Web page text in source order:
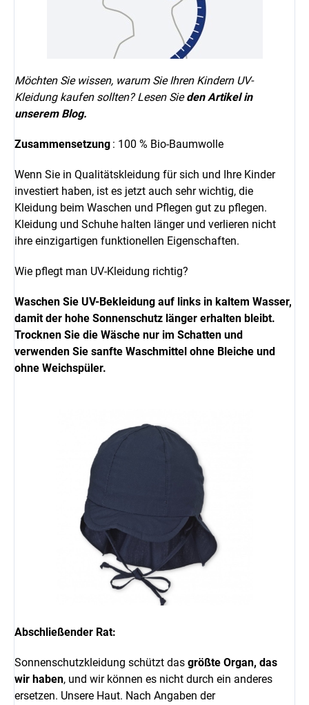
Möchten Sie wissen, warum Sie Ihren Kindern UV-
Kleidung kaufen sollten? Lesen Sie den Artikel in
unserem Blog.
Zusammensetzung : 100 % Bio-Baumwolle
Wenn Sie in Qualitätskleidung für sich und Ihre Kinder
investiert haben, ist es jetzt auch sehr wichtig, die
Kleidung beim Waschen und Pflegen gut zu pflegen.
Kleidung und Schuhe halten länger und verlieren nicht
ihre einzigartigen funktionellen Eigenschaften.
Wie pflegt man UV-Kleidung richtig?
Waschen Sie UV-Bekleidung auf links in kaltem Wasser,
damit der hohe Sonnenschutz länger erhalten bleibt.
Trocknen Sie die Wäsche nur im Schatten und
verwenden Sie sanfte Waschmittel ohne Bleiche und
ohne Weichspüler.
Abschließender Rat:
Sonnenschutzkleidung schützt das größte Organ, das
wir haben, und wir können es nicht durch ein anderes
ersetzen. Unsere Haut. Nach Angaben der